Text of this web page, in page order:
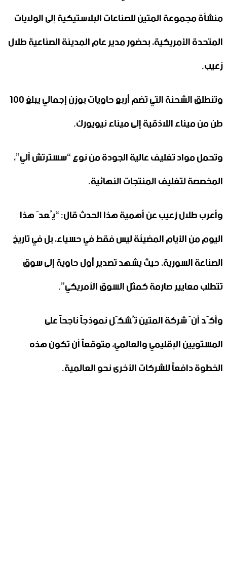
منشأة مجموعة المتين للصناعات البلاستيكية إلى الولايات
المتحدة الأمريكية، بحضور مدير عام المدينة الصناعية طلال
زعيب.
وتنطلق الشحنة التي تضم أربع حاويات بوزن إجمالي يبلغ 100
طن من ميناء اللاذقية إلى ميناء نيويورك.
وتحمل مواد تغليف عالية الجودة من نوع “سسترتش آلي”،
المخصصة لتغليف المنتجات النهائية.
وأعرب طلال زعيب عن أهمية هذا الحدث قال: “يُعدّ هذا
اليوم من الأيام المضيئة ليس فقط في حسياء، بل في تاريخ
الصناعة السورية، حيث يشهد تصدير أول حاوية إلى سوق
تتطلب معايير صارمة كمثل السوق الأمريكي”.
وأكّد أنّ شركة المتين تُشكّل نموذجاً ناجحاً على
المستويين الإقليمي والعالمي، متوقعاً أن تكون هذه
الخطوة دافعاً للشركات الأخرى نحو العالمية.